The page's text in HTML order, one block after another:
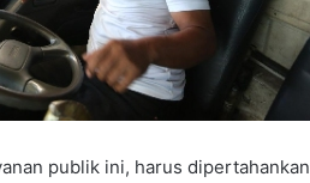
publik ini, harus dipertahankan